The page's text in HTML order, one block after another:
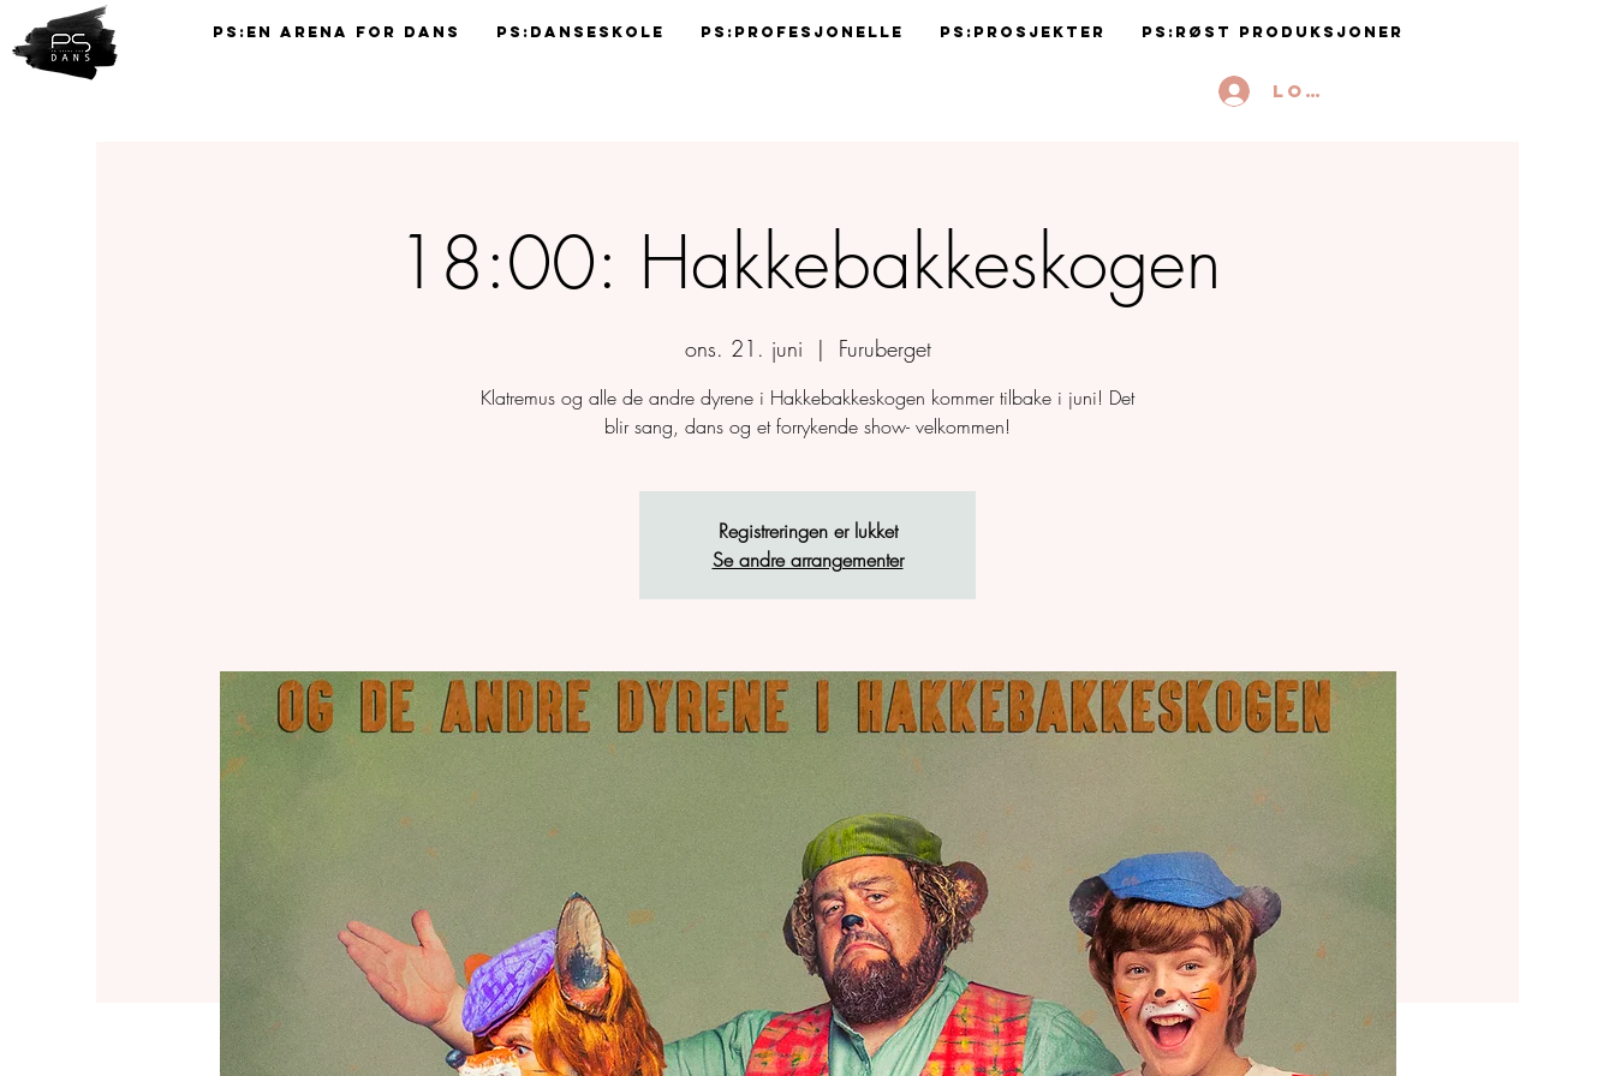
PS:En Arena for Dans PS:Danseskole Ps:Profesjonelle Ps:Prosjekter PS:RØST Produksjoner
Logg inn
18:00: Hakkebakkeskogen
ons. 21. juni
  |
Furuberget
Klatremus og alle de andre dyrene i Hakkebakkeskogen kommer tilbake i juni! Det
blir sang, dans og et forrykende show- velkommen!
Registreringen er lukket
Se andre arrangementer